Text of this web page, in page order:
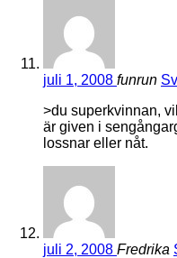
juli 1, 2008 funrun
>du superkvinnan,
är given i
lossnar eller nåt.
juli 2, 2008 Fredrika